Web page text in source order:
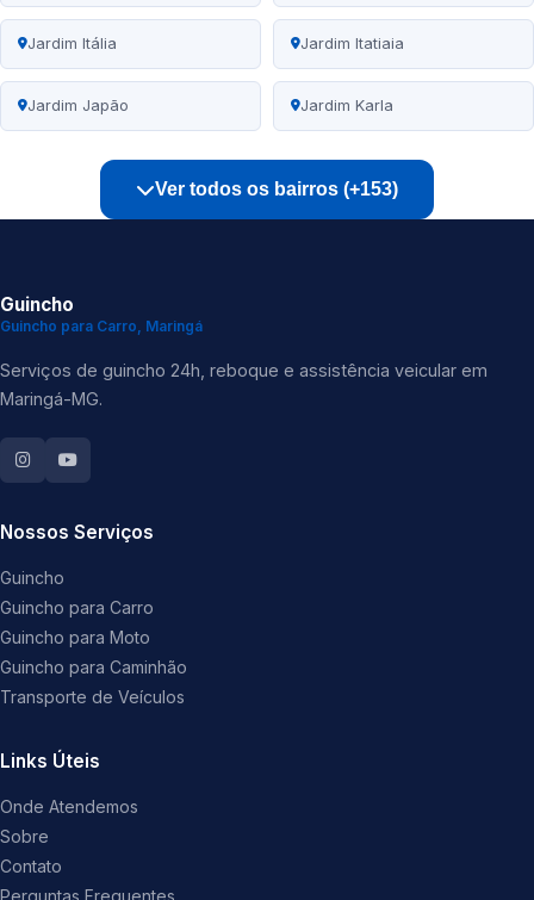
Jardim Itália Jardim Itatiaia
Jardim Japão Jardim Karla
Ver todos os bairros (+153)
Guincho
Guincho para Carro, Maringá
Serviços de guincho 24h, reboque e assistência veicular em
Maringá-MG.
Nossos Serviços
Guincho
Guincho para Carro
Guincho para Moto
Guincho para Caminhão
Transporte de Veículos
Links Úteis
Onde Atendemos
Sobre
Contato